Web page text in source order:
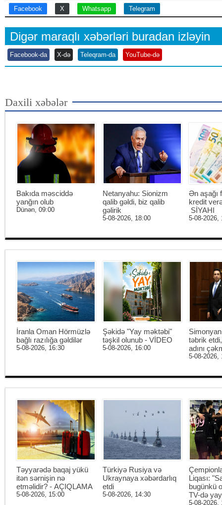
Facebook X Whatsapp Telegram
Digər maraqlı xəbərləri buradan izləyin
Facebook-da X-də Teleqram-da YouTube-də
Daxili xəbələr
Bakıda məsciddə
yanğın olub
Dünən, 09:00
Netanyahu: Sionizm
qalib gəldi, biz qalib
gəlirik
5-08-2026, 18:00
Ən aşağı
kredit
SİYAHI
5-08-2026,
İranla Oman Hörmüzlə
bağlı razılığa gəldilər
5-08-2026, 16:30
Şəkidə "Yay məktəbi"
təşkil olunub - VİDEO
5-08-2026, 16:00
təbrik
adını
5-08-2026,
Təyyarədə baqaj yükü
itən sərnişin nə
etməlidir? - AÇIQLAMA
5-08-2026, 15:00
Türkiyə Rusiya və
Ukraynaya xəbərdarlıq
etdi
5-08-2026, 14:30
Liqası:
bugünkü
TV-də
5-08-2026,